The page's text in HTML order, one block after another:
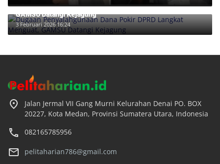
Dugaan Penyalahgunaan Dana Pokir DPRD Langkat Menguat,
GAMSU Datangi Kejagung
3 Februari 2026 16:24
Jalan Jermal VII Gang Murni Kelurahan Denai PO. BOX
20227, Kota Medan, Provinsi Sumatera Utara, Indonesia
082165785956
pelitaharian786@gmail.com